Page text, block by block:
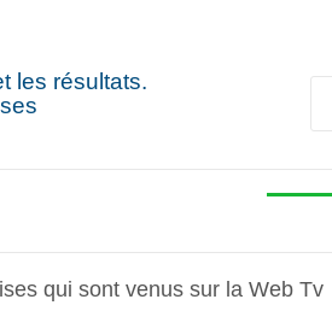
les résultats.
qui sont venus sur la Web Tv